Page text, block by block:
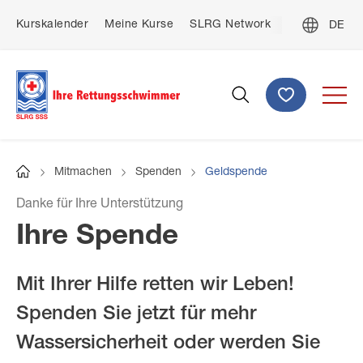
zumKurskalender Meine Kurse SLRG Network Kontakt
Suche Spenden
StartseiteMitmachen Spenden Geldspende
Danke für Ihre Unterstützung
Ihre Spende
Mit Ihrer Hilfe retten wir Leben!
Spenden Sie jetzt für mehr
Wassersicherheit oder werden Sie